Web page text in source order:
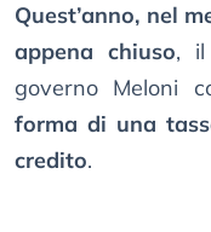
Quest’anno, nel
appena chiuso, il
governo Meloni
forma di una
credito.